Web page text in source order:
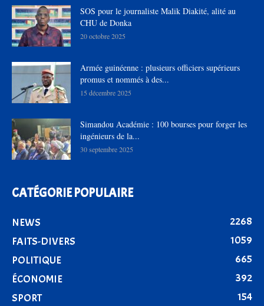
SOS pour le journaliste Malik Diakité, alité au
CHU de Donka
20 octobre 2025
Armée guinéenne : plusieurs officiers supérieurs
promus et nommés à des...
15 décembre 2025
Simandou Académie : 100 bourses pour forger les
ingénieurs de la...
30 septembre 2025
CATÉGORIE POPULAIRE
NEWS
2268
FAITS-DIVERS
1059
POLITIQUE
665
ÉCONOMIE
392
SPORT
154